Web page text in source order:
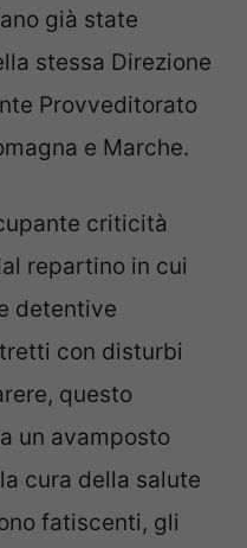
già state
stessa Direzione
Provveditorato
e Marche.
criticità
repartino in cui
detentive
con disturbi
questo
un avamposto
cura della salute
fatiscenti, gli